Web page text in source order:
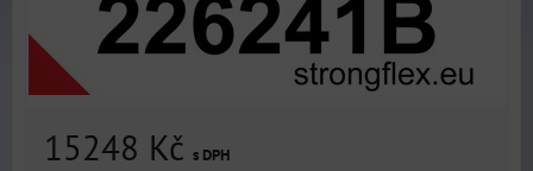
15248 Kč s DPH